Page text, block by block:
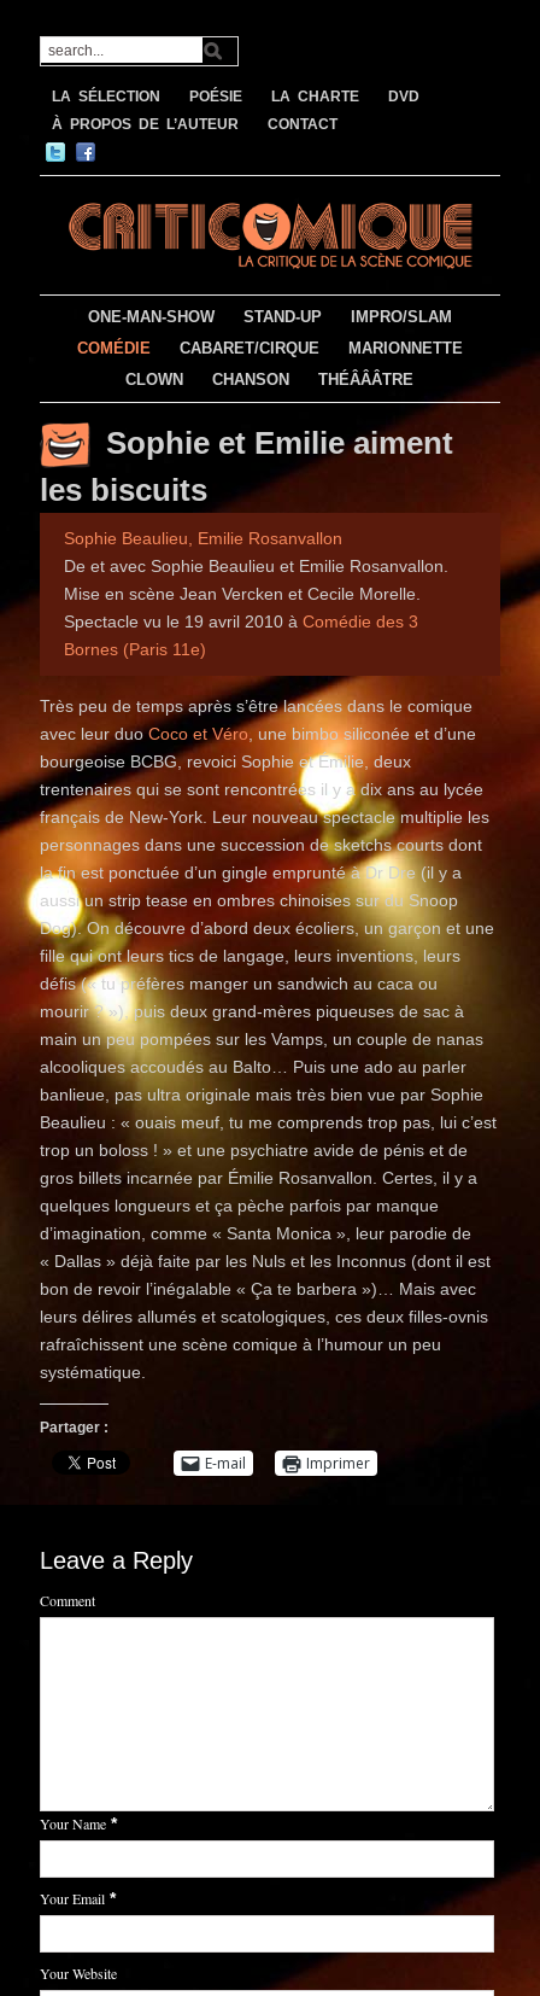
LA SÉLECTION POÉSIE LA CHARTE
DVD
À PROPOS DE L’AUTEUR
CONTACT
ONE-MAN-SHOW STAND-UP
IMPRO/SLAM
COMÉDIE
CABARET/CIRQUE
MARIONNETTE
CLOWN
CHANSON THÉÂÂÂTRE
Sophie et Emilie aiment
les biscuits
Sophie Beaulieu, Emilie Rosanvallon
De et avec Sophie Beaulieu et Emilie Rosanvallon.
Mise en scène Jean Vercken et Cecile Morelle.
Spectacle vu le 19 avril 2010 àComédie des 3
Bornes (Paris 11e)
Très peu de temps après s’être lancées dans le comique
avec leur duoCoco et Véro, une bimbo siliconée et d’une
bourgeoise BCBG, revoici Sophie et Émilie, deux
trentenaires qui se sont rencontrées il y a dix ans au lycée
français de New-York. Leur nouveau spectacle multiplie les
personnages dans une succession de sketchs courts dont
la fin est ponctuée d’un gingle emprunté à Dr Dre (il y a
aussi un strip tease en ombres chinoises sur du Snoop
Dog). On découvre d’abord deux écoliers, un garçon et une
fille qui ont leurs tics de langage, leurs inventions, leurs
défis (« tu préfères manger un sandwich au caca ou
mourir ? »), puis deux grand-mères piqueuses de sac à
main un peu pompées sur les Vamps, un couple de nanas
alcooliques accoudés au Balto… Puis une ado au parler
banlieue, pas ultra originale mais très bien vue par Sophie
Beaulieu : « ouais meuf, tu me comprends trop pas, lui c’est
trop un boloss ! » et une psychiatre avide de pénis et de
gros billets incarnée par Émilie Rosanvallon. Certes, il y a
quelques longueurs et ça pèche parfois par manque
d’imagination, comme « Santa Monica », leur parodie de
« Dallas » déjà faite par les Nuls et les Inconnus (dont il est
bon de revoir l’inégalable « Ça te barbera »)… Mais avec
leurs délires allumés et scatologiques, ces deux filles-ovnis
rafraîchissent une scène comique à l’humour un peu
systématique.
Partager :
E-mail Imprimer
Leave a Reply
Comment
Your Name *
Your Email *
Your Website